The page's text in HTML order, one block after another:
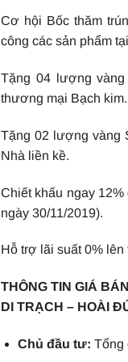
Cơ hội Bốc thăm
công các sản phẩm
Tặng 04 lượng
thương mại Bạch kim.
Tặng 02 lượng vàng
Nhà liền kề.
Chiết khấu ngay
ngày 30/11/2019).
Hỗ trợ lãi suất 0%
THÔNG TIN GIÁ
DI TRẠCH – HOÀI
Chủ đầu tư: Tổng